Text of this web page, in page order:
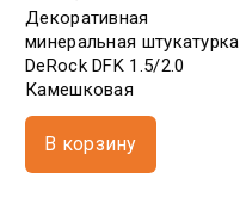
Декоративная
минеральная штукатурка
DeRock DFK 1.5/2.0
Камешковая
В корзину